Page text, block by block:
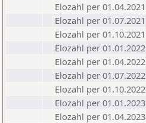
Elozahl per 01.04.2021
Elozahl per 01.07.2021
Elozahl per 01.10.2021
Elozahl per 01.01.2022
Elozahl per 01.04.2022
Elozahl per 01.07.2022
Elozahl per 01.10.2022
Elozahl per 01.01.2023
Elozahl per 01.04.2023